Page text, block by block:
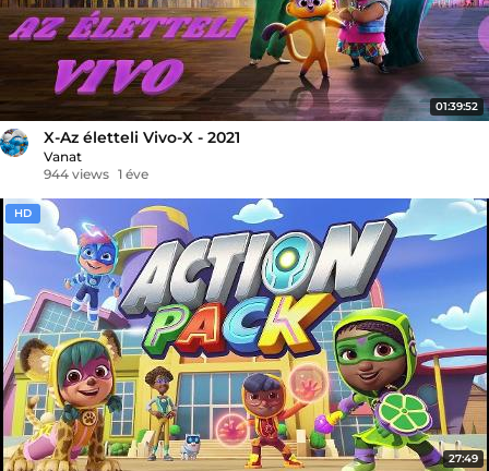
01:39:52
X-Az életteli Vivo-X - 2021
Vanat
944 views 1 éve
HD
27:49